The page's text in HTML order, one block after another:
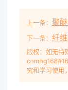
上一条： 聚
下一条： 纤
版权：如无特
究和学习使用